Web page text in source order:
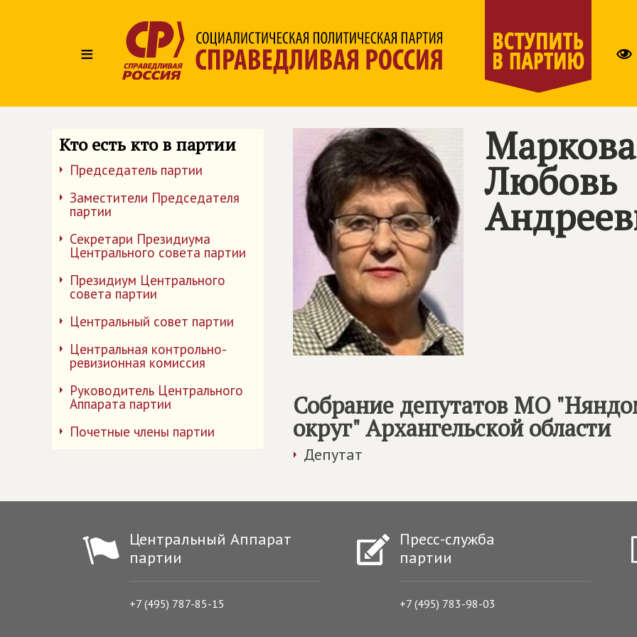
≡
Кто есть кто в партии
Председатель партии
Заместители Председателя
партии
Секретари Президиума
Центрального совета партии
Президиум Центрального
совета партии
Центральный совет партии
Центральная контрольно-
ревизионная комиссия
Руководитель Центрального
Аппарата партии
Почетные члены партии
Маркова
Любовь
Собрание депутатов МО
округ" Архангельской области
Депутат
Центральный Аппарат
партии
+7 (495) 787-85-15
Пресс-служба
партии
+7 (495) 783-98-03